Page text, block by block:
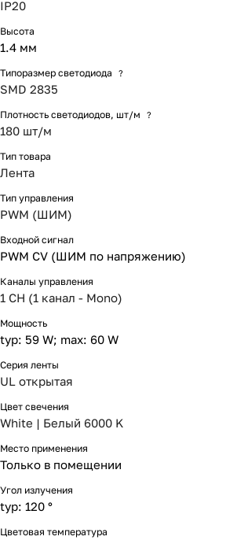
IP20
Высота
1.4 мм
Типоразмер светодиода ?
SMD 2835
Плотность светодиодов, шт/м ?
180 шт/м
Тип товара
Лента
Тип управления
PWM (ШИМ)
Входной сигнал
PWM СV (ШИМ по напряжению)
Каналы управления
1 CH (1 канал - Mono)
Мощность
typ: 59 W; max: 60 W
Серия ленты
UL открытая
Цвет свечения
White | Белый 6000 K
Место применения
Только в помещении
Угол излучения
typ: 120 °
Цветовая температура